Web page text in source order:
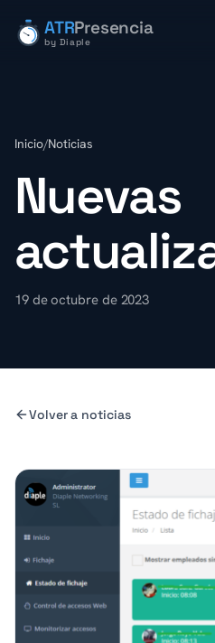
ATRPresencia
by Diaple
Inicio/Noticias
19 de octubre de 2023
Volver a noticias